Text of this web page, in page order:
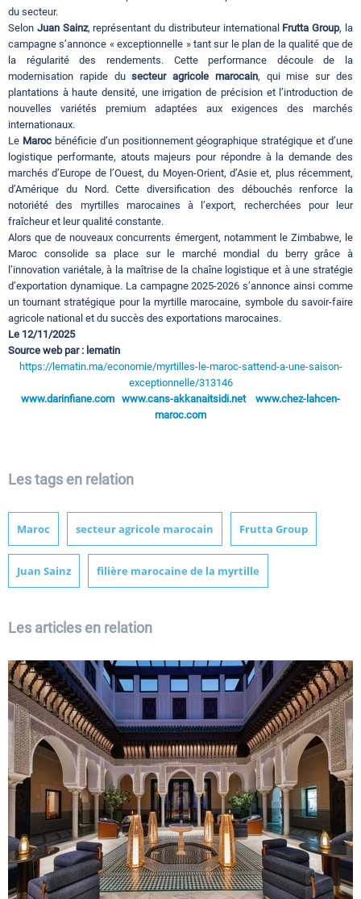
du secteur.
Selon Juan Sainz, représentant du distributeur international Frutta Group, la
campagne s’annonce « exceptionnelle » tant sur le plan de la qualité que de
la régularité des rendements. Cette performance découle de la
modernisation rapide dusecteur agricole marocain, qui mise sur des
plantations à haute densité, une irrigation de précision et l’introduction de
nouvelles variétés premium adaptées aux exigences des marchés
internationaux.
Le Marocbénéficie d’un positionnement géographique stratégique et d’une
logistique performante, atouts majeurs pour répondre à la demande des
marchés d’Europe de l’Ouest, du Moyen-Orient, d’Asie et, plus récemment,
d’Amérique du Nord. Cette diversification des débouchés renforce la
notoriété des myrtilles marocaines à l’export, recherchées pour leur
fraîcheur et leur qualité constante.
Alors que de nouveaux concurrents émergent, notamment le Zimbabwe, le
Maroc consolide sa place sur le marché mondial du berry grâce à
l’innovation variétale, à la maîtrise de la chaîne logistique et à une stratégie
d’exportation dynamique. La campagne 2025-2026 s’annonce ainsi comme
un tournant stratégique pour la myrtille marocaine, symbole du savoir-faire
agricole national et du succès des exportations marocaines.
Le 12/11/2025
Source web par : lematin
https://lematin.ma/economie/myrtilles-le-maroc-sattend-a-une-saison-
exceptionnelle/313146
www.darinfiane.com www.cans-akkanaitsidi.net
www.chez-lahcen-
maroc.com
Les tags en relation
Maroc secteur agricole marocain Frutta Group
Juan Sainz filière marocaine de la myrtille
Les articles en relation